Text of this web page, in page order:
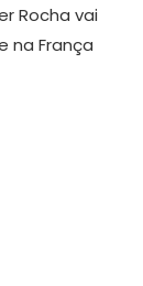
Rocha vai
na França